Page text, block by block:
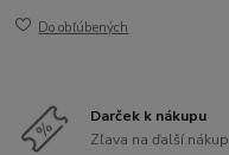
Do obľúbených
Darček k nákupu
Zľava na ďalší